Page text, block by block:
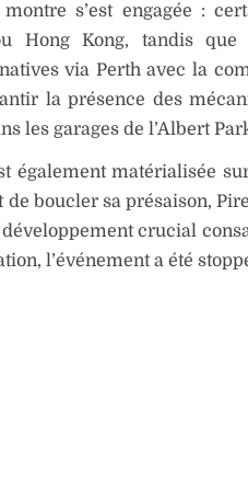
s’est engagée :
Hong Kong, tandis que
via Perth avec la
la présence des
les garages de l’Albert
également matérialisée
boucler sa présaison,
crucial
l’événement a été